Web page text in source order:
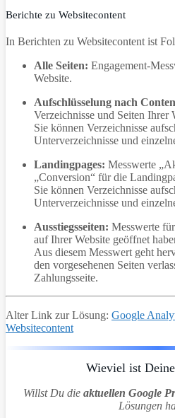
Berichte zu Websitecontent
In Berichten zu Websitecontent ist
Alle Seiten: Engagement-
Website.
Aufschlüsselung nach
Verzeichnisse und Seiten Ihrer
Sie können Verzeichnisse
Unterverzeichnisse und
Landingpages: Messwerte
„Conversion“ für die
Sie können Verzeichnisse
Unterverzeichnisse und
Ausstiegsseiten: Messwerte
auf Ihrer Website geöffnet
Aus diesem Messwert geht
den vorgesehenen Seiten
Zahlungsseite.
Alter Link zur Lösung: Google
Websitecontent
Wieviel ist
Willst Du die aktuellen Google
Lösungen